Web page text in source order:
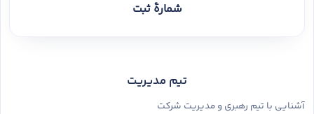
شمارهٔ ثبت
تیم مدیریت
آشنایی با تیم رهبری و مدیریت شرکت